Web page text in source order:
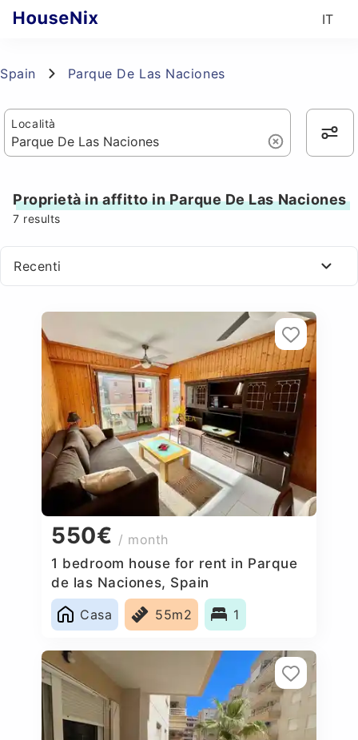
IT
Spain Parque De Las Naciones
Località
Proprietà in affitto in Parque De Las Naciones
7 results
Recenti
550€ / month
1 bedroom house for rent in Parque
de las Naciones, Spain
Casa
55m2 1